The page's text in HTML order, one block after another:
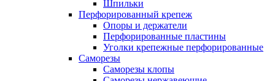
Шпильки
Перфорированный крепеж
Опоры и держатели
Перфорированные пластины
Уголки крепежные перфорированные
Саморезы
Саморезы клопы